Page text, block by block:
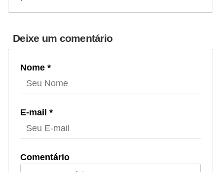
Deixe um comentário
Nome *
E-mail *
Comentário